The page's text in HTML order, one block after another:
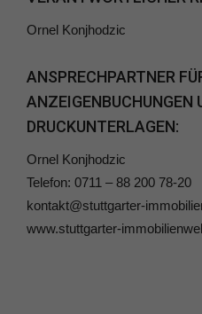
Ornel Konjhodzic
ANSPRECHPARTNER
ANZEIGENBUCHUNGEN
DRUCKUNTERLAGEN:
Ornel Konjhodzic
Telefon: 0711 – 88 200 78-20
kontakt@stuttgarter-
www.stuttgarter-